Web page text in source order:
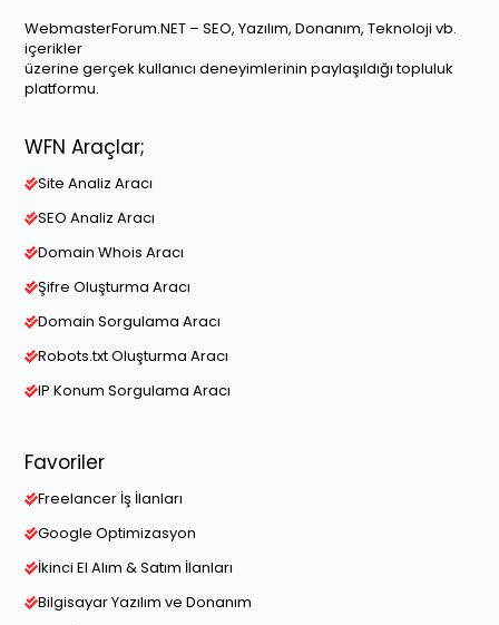
WebmasterForum.NET – SEO, Yazılım, Donanım, Teknoloji vb.
içerikler
üzerine gerçek kullanıcı deneyimlerinin paylaşıldığı topluluk
platformu.
WFN Araçlar;
Site Analiz Aracı
SEO Analiz Aracı
Domain Whois Aracı
Şifre Oluşturma Aracı
Domain Sorgulama Aracı
Robots.txt Oluşturma Aracı
IP Konum Sorgulama Aracı
Favoriler
Freelancer İş İlanları
Google Optimizasyon
İkinci El Alım & Satım İlanları
Bilgisayar Yazılım ve Donanım